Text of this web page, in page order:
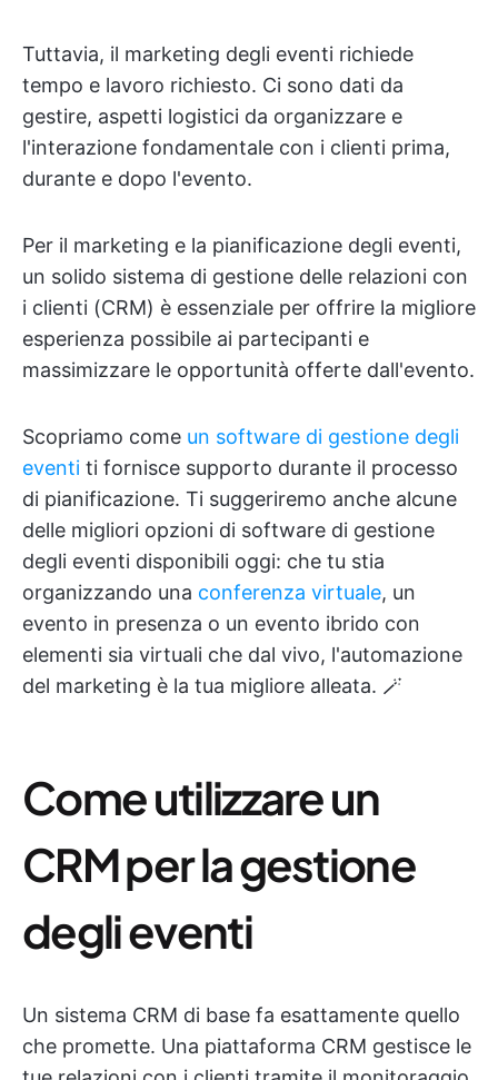
Tuttavia, il marketing degli eventi richiede
tempo e lavoro richiesto. Ci sono dati da
gestire, aspetti logistici da organizzare e
l'interazione fondamentale con i clienti prima,
durante e dopo l'evento.
Per il marketing e la pianificazione degli eventi,
un solido sistema di gestione delle relazioni con
i clienti (CRM) è essenziale per offrire la migliore
esperienza possibile ai partecipanti e
massimizzare le opportunità offerte dall'evento.
Scopriamo come un software di gestione degli
eventi ti fornisce supporto durante il processo
di pianificazione. Ti suggeriremo anche alcune
delle migliori opzioni di software di gestione
degli eventi disponibili oggi: che tu stia
organizzando una conferenza virtuale, un
evento in presenza o un evento ibrido con
elementi sia virtuali che dal vivo, l'automazione
del marketing è la tua migliore alleata. 🪄
Come utilizzare un
CRM per la gestione
degli eventi
Un sistema CRM di base fa esattamente quello
che promette. Una piattaforma CRM gestisce le